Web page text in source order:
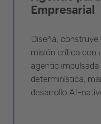
Empresarial
Diseña,
misión crítica con
agentic
determinística,
desarrollo AI-